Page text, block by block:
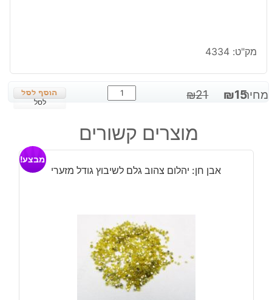
מק"ט: 4334
מחיר: ₪21
המחיר
₪15
המחיר
כמות
של
אדום
3
קטנים
לסל
מוצרים קשורים
אבן חן: יהלום צהוב גלם לשיבוץ גודל מזערי
מבצע!